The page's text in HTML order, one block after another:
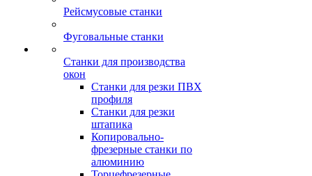
Рейсмусовые станки
Фуговальные станки
Станки для производства
окон
Станки для резки ПВХ
профиля
Станки для резки
штапика
Копировально-
фрезерные станки по
алюминию